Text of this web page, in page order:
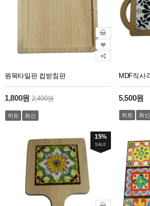
원목타일판 컵받침판
1,800원 2,400원
히트 최신
5,500원
히트 최신
15%
SALE